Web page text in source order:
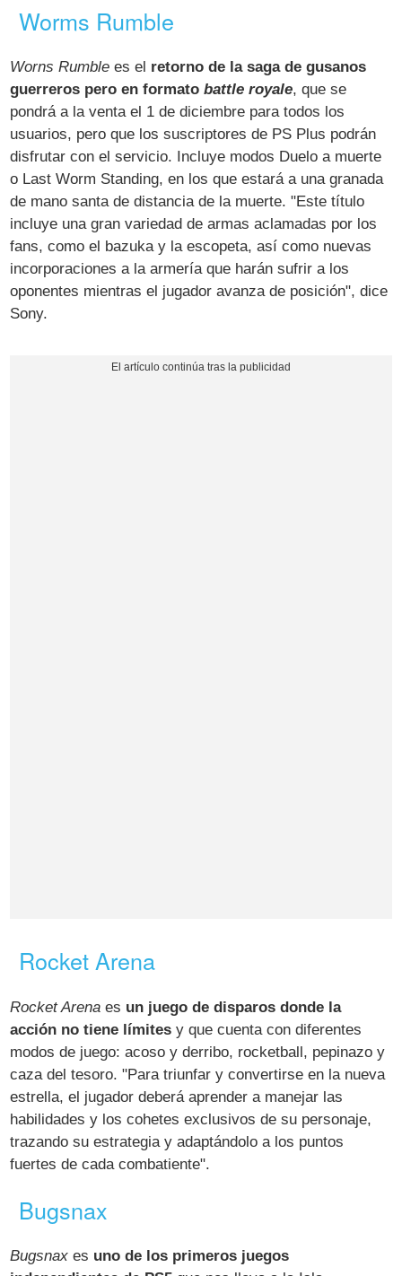
Worms Rumble
Worns Rumble es el retorno de la saga de gusanos
guerreros pero en formatobattle royale, que se
pondrá a la venta el 1 de diciembre para todos los
usuarios, pero que los suscriptores de PS Plus podrán
disfrutar con el servicio. Incluye modos Duelo a muerte
o Last Worm Standing, en los que estará a una granada
de mano santa de distancia de la muerte. "Este título
incluye una gran variedad de armas aclamadas por los
fans, como el bazuka y la escopeta, así como nuevas
incorporaciones a la armería que harán sufrir a los
oponentes mientras el jugador avanza de posición", dice
Sony.
Rocket Arena
Rocket Arena es un juego de disparos donde la
acción no tiene límites y que cuenta con diferentes
modos de juego: acoso y derribo, rocketball, pepinazo y
caza del tesoro. "Para triunfar y convertirse en la nueva
estrella, el jugador deberá aprender a manejar las
habilidades y los cohetes exclusivos de su personaje,
trazando su estrategia y adaptándolo a los puntos
fuertes de cada combatiente".
Bugsnax
Bugsnax es uno de los primeros juegos